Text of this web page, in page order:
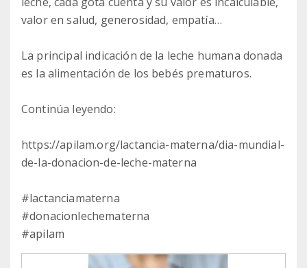
valor en salud, generosidad, empatía…
La principal indicación de la leche humana donada
es la alimentación de los bebés prematuros.
Continúa leyendo:
https://apilam.org/lactancia-materna/dia-mundial-
de-la-donacion-de-leche-materna
#lactanciamaterna
#donacionlechematerna
#apilam